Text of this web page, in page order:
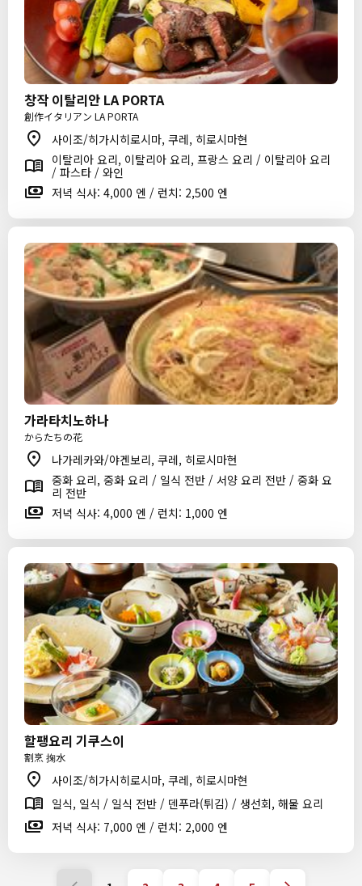
창작 이탈리안 LA PORTA
創作イタリアン LA PORTA
사이조/히가시히로시마, 쿠레, 히로시마현
이탈리아 요리, 이탈리아 요리, 프랑스 요리 / 이탈리아 요리
/ 파스타 / 와인
저녁 식사: 4,000 엔 / 런치: 2,500 엔
가라타치노하나
からたちの花
나가레카와/야겐보리, 쿠레, 히로시마현
중화 요리, 중화 요리 / 일식 전반 / 서양 요리 전반 / 중화 요
리 전반
저녁 식사: 4,000 엔 / 런치: 1,000 엔
할팽요리 기쿠스이
割烹 掬水
사이조/히가시히로시마, 쿠레, 히로시마현
일식, 일식 / 일식 전반 / 덴푸라(튀김) / 생선회, 해물 요리
저녁 식사: 7,000 엔 / 런치: 2,000 엔